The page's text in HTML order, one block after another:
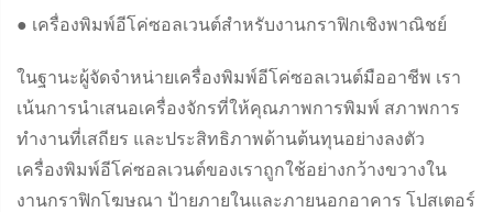
● เครื่องพิมพ์อีโค่ซอลเวนต์สำหรับงานกราฟิกเชิงพาณิชย์
ในฐานะผู้จัดจำหน่ายเครื่องพิมพ์อีโค่ซอลเวนต์มืออาชีพ เรา
เน้นการนำเสนอเครื่องจักรที่ให้คุณภาพการพิมพ์ สภาพการ
ทำงานที่เสถียร และประสิทธิภาพด้านต้นทุนอย่างลงตัว
เครื่องพิมพ์อีโค่ซอลเวนต์ของเราถูกใช้อย่างกว้างขวางใน
งานกราฟิกโฆษณา ป้ายภายในและภายนอกอาคาร โปสเตอร์